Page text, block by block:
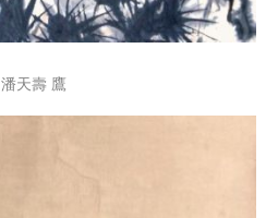
潘天壽 鷹